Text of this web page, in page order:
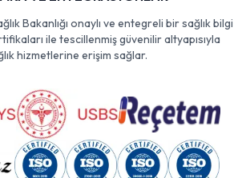
Bakanlığı onaylı ve entegreli bir sağlık bilgi
ile tescillenmiş güvenilir altyapısıyla
hizmetlerine erişim sağlar.